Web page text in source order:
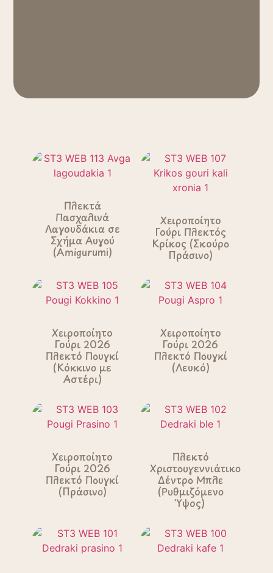
Πλεκτά
Πασχαλινά
Λαγουδάκια σε
Σχήμα Αυγού
(Amigurumi)
Χειροποίητο
Γούρι Πλεκτός
Κρίκος (Σκούρο
Πράσινο)
Χειροποίητο
Γούρι 2026
Πλεκτό Πουγκί
(Κόκκινο με
Αστέρι)
Χειροποίητο
Γούρι 2026
Πλεκτό Πουγκί
(Λευκό)
Χειροποίητο
Γούρι 2026
Πλεκτό Πουγκί
(Πράσινο)
Πλεκτό
Χριστουγεννιάτικο
Δέντρο Μπλε
(Ρυθμιζόμενο
Ύψος)